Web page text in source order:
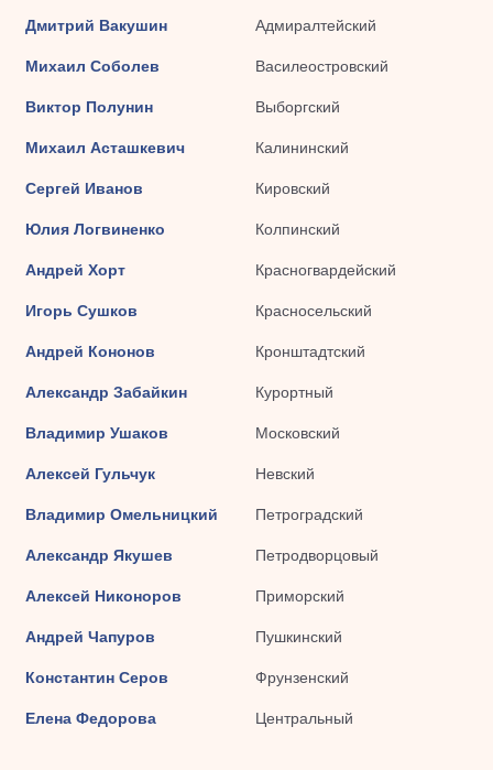
Дмитрий Вакушин Адмиралтейский
Михаил Соболев Василеостровский
Виктор Полунин Выборгский
Михаил Асташкевич Калининский
Сергей Иванов Кировский
Юлия Логвиненко Колпинский
Андрей Хорт Красногвардейский
Игорь Сушков Красносельский
Андрей Кононов Кронштадтский
Александр Забайкин Курортный
Владимир Ушаков Московский
Алексей Гульчук Невский
Владимир Омельницкий Петроградский
Александр Якушев Петродворцовый
Алексей Никоноров Приморский
Андрей Чапуров Пушкинский
Константин Серов Фрунзенский
Елена Федорова Центральный